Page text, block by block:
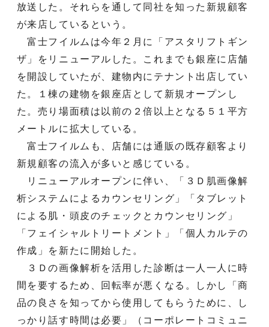
放送した。それらを通して同社を知った新規顧客
が来店しているという。
富士フイルムは今年２月に「アスタリフトギン
ザ」をリニューアルした。これまでも銀座に店舗
を開設していたが、建物内にテナント出店してい
た。１棟の建物を銀座店として新規オープンし
た。売り場面積は以前の２倍以上となる５１平方
メートルに拡大している。
富士フイルムも、店舗には通販の既存顧客より
新規顧客の流入が多いと感じている。
リニューアルオープンに伴い、「３Ｄ肌画像解
析システムによるカウンセリング」「タブレット
による肌・頭皮のチェックとカウンセリング」
「フェイシャルトリートメント」「個人カルテの
作成」を新たに開始した。
３Ｄの画像解析を活用した診断は一人一人に時
間を要するため、回転率が悪くなる。しかし「商
品の良さを知ってから使用してもらうために、し
っかり話す時間は必要」（コーポレートコミュニ